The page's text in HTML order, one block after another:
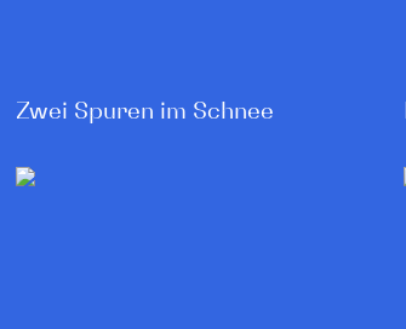
Zwei Spuren im Schnee